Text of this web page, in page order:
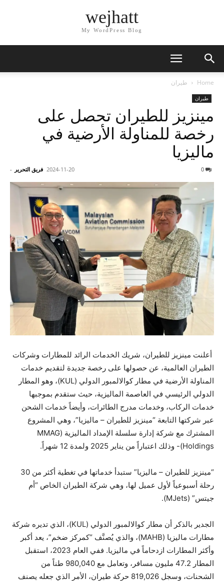
wejhatt
My WordPress Blog
Home طيران
طيران
مينزيز للطيران تحصل على
رخصة للمناولة الأرضية في
ماليزيا
فريق التحرير - 2024-11-20
أعلنت مينزيز للطيران، شريك الخدمات الرائد للمطارات وشركات
الطيران العالمية، عن حصولها على رخصة جديدة لتقديم خدمات
المناولة الأرضية في مطار كوالالمبور الدولي (KUL)، وهو المطار
الدولي الرئيسي في العاصمة الماليزية، حيث ستقدم بموجبها
خدمات الركاب، وخدمات مدرج الطائرات، وأيضاً خدمات الشحن
عبر شركتها التابعة “مينزيز للطيران – ماليزيا”، وهي المشروع
المشترك مع شركة إدارة سلسلة الإمداد الماليزية (MMAG
Holdings)- وذلك اعتباراً من يناير 2025 ولمدة 12 شهراً.
“مينزيز للطيران – ماليزيا” ستبدأ خدماتها في تغطية أكثر من 30
رحلة أسبوعياً لأول عميل لها، وهي شركة الطيران الخاص “أم
جيتس” (MJets).
الجدير بالذكر أن مطار كوالالمبور الدولي (KUL)، الذي تديره شركة
مطارات ماليزيا (MAHB)، والذي يُصنَّف “كمركز ضخم”، يعد أكبر
وأكثر المطارات ازدحاماً في ماليزيا. ففي العام 2023، استقبل
المطار 47.2 مليون مسافر، وتعامل مع 980,040 طناً من
الشحنات، وسجل 819,026 حركة طيران، الأمر الذي جعله يصنف